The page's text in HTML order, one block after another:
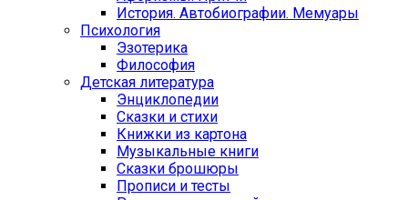
История. Автобиографии. Мемуары
Психология
Эзотерика
Философия
Детская литература
Энциклопедии
Сказки и стихи
Книжки из картона
Музыкальные книги
Сказки брошюры
Прописи и тесты